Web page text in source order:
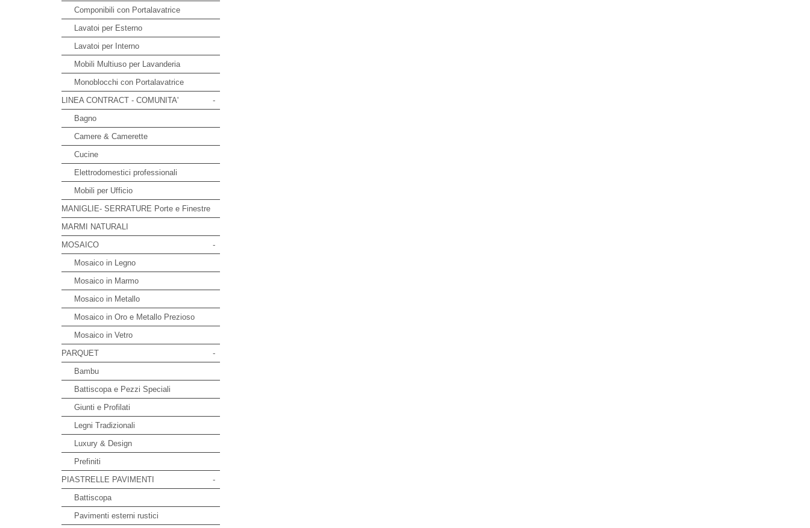
Componibili con Portalavatrice
Lavatoi per Esterno
Lavatoi per Interno
Mobili Multiuso per Lavanderia
Monoblocchi con Portalavatrice
-
LINEA CONTRACT - COMUNITA'
Bagno
Camere & Camerette
Cucine
Elettrodomestici professionali
Mobili per Ufficio
MANIGLIE- SERRATURE Porte e Finestre
MARMI NATURALI
-
MOSAICO
Mosaico in Legno
Mosaico in Marmo
Mosaico in Metallo
Mosaico in Oro e Metallo Prezioso
Mosaico in Vetro
-
PARQUET
Bambu
Battiscopa e Pezzi Speciali
Giunti e Profilati
Legni Tradizionali
Luxury & Design
Prefiniti
-
PIASTRELLE PAVIMENTI
Battiscopa
Pavimenti esterni rustici